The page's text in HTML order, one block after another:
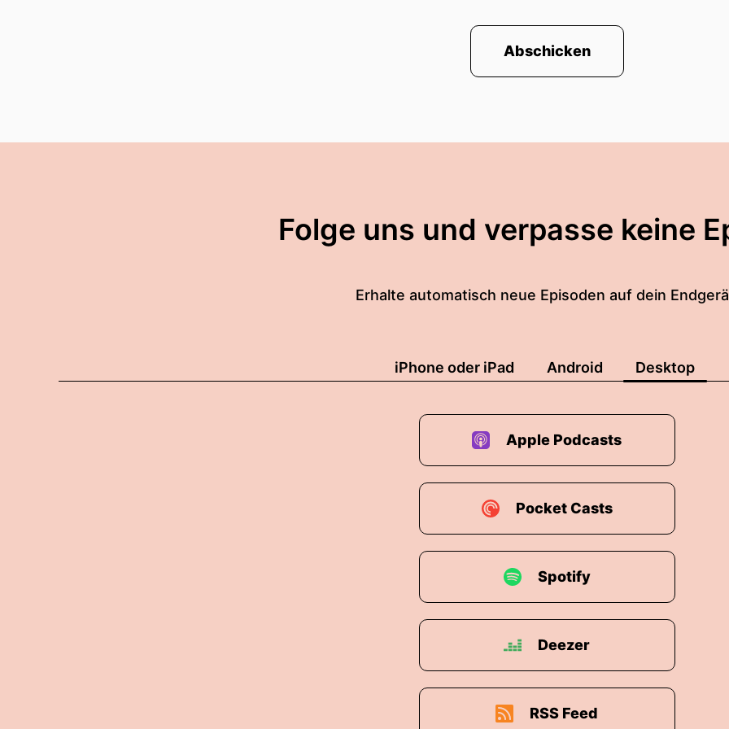
Abschicken
Folge uns und verpasse keine
Erhalte automatisch neue Episoden auf dein
iPhone oder iPad Android Desktop
Apple Podcasts
Pocket Casts
Spotify
Deezer
RSS Feed